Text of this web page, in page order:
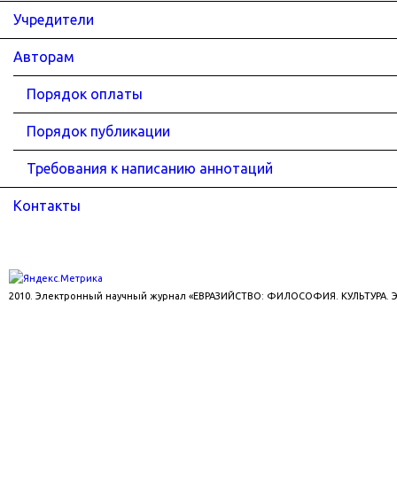
Учредители
Авторам
Порядок оплаты
Порядок публикации
Требования к написанию аннотаций
Контакты
2010. Электронный научный журнал «ЕВРАЗИЙСТВО: ФИЛОСОФИЯ. КУЛЬТУРА.